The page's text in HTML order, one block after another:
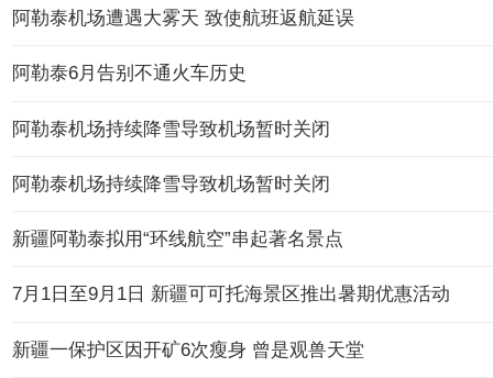
阿勒泰机场遭遇大雾天 致使航班返航延误
阿勒泰6月告别不通火车历史
阿勒泰机场持续降雪导致机场暂时关闭
阿勒泰机场持续降雪导致机场暂时关闭
新疆阿勒泰拟用“环线航空”串起著名景点
7月1日至9月1日 新疆可可托海景区推出暑期优惠活动
新疆一保护区因开矿6次瘦身 曾是观兽天堂